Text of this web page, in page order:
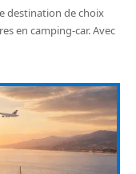
destination de choix
en camping-car. Avec